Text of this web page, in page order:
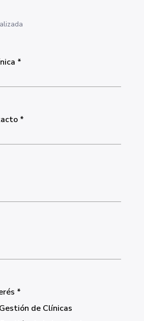
de Clínicas